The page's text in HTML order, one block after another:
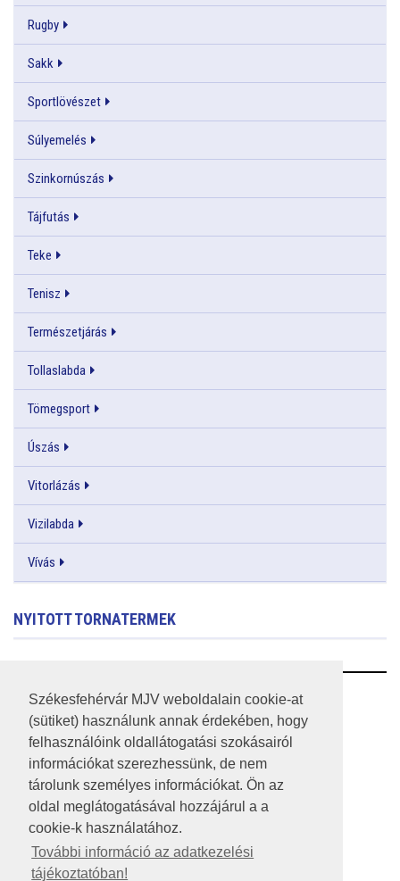
Székesfehérvár MJV weboldalain cookie-at
(sütiket) használunk annak érdekében, hogy
felhasználóink oldallátogatási szokásairól
információkat szerezhessünk, de nem
tárolunk személyes információkat. Ön az
oldal meglátogatásával hozzájárul a a
cookie-k használatához.
További információ az adatkezelési
tájékoztatóban!
Rugby
Sakk
Sportlövészet
Súlyemelés
Szinkornúszás
Tájfutás
Teke
Tenisz
Természetjárás
Tollaslabda
Tömegsport
Úszás
Vitorlázás
Vizilabda
Vívás
NYITOTT TORNATERMEK
RSS
A HONLAP 2017.03.31-I ÁLLAPOTA
JOGI NYILATKOZAT
IMPRESSZUM
KÖZÉRDEKŰ ADATOK